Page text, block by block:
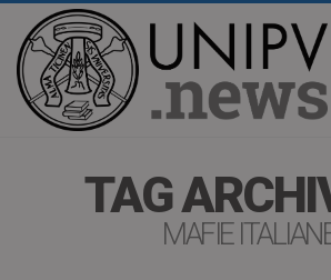
TAG
MAFIE